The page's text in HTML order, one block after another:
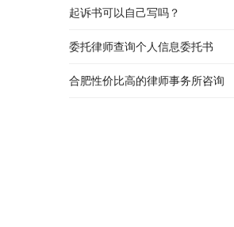
起诉书可以自己写吗？
委托律师查询个人信息委托书
合肥性价比高的律师事务所咨询